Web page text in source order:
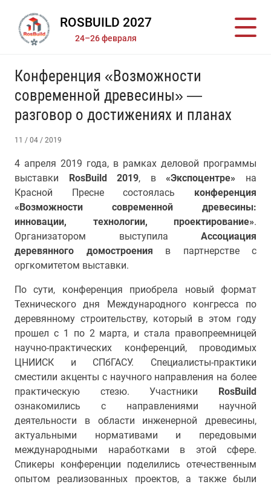
ROSBUILD 2027
24–26 февраля
Конференция «Возможности
современной древесины» —
разговор о достижениях и планах
11 / 04 / 2019
4 апреля 2019 года, в рамках деловой программы
выставки RosBuild 2019, в«Экспоцентре» на
Красной Пресне состоялась конференция
«Возможности современной древесины:
инновации, технологии, проектирование».
Организатором выступила Ассоциация
деревянного домостроения в партнерстве с
оргкомитетом выставки.
По сути, конференция приобрела новый формат
Технического дня Международного конгресса по
деревянному строительству, который в этом году
прошел с 1 по 2 марта, и стала правопреемницей
научно-практических конференций, проводимых
ЦНИИСК и СПбГАСУ. Специалисты-практики
сместили акценты с научного направления на более
практическую стезю. Участники RosBuild
ознакомились с направлениями научной
деятельности в области инженерной древесины,
актуальными нормативами и передовыми
международными наработками в этой сфере.
Спикеры конференции поделились отечественным
опытом реализованных проектов, а также были